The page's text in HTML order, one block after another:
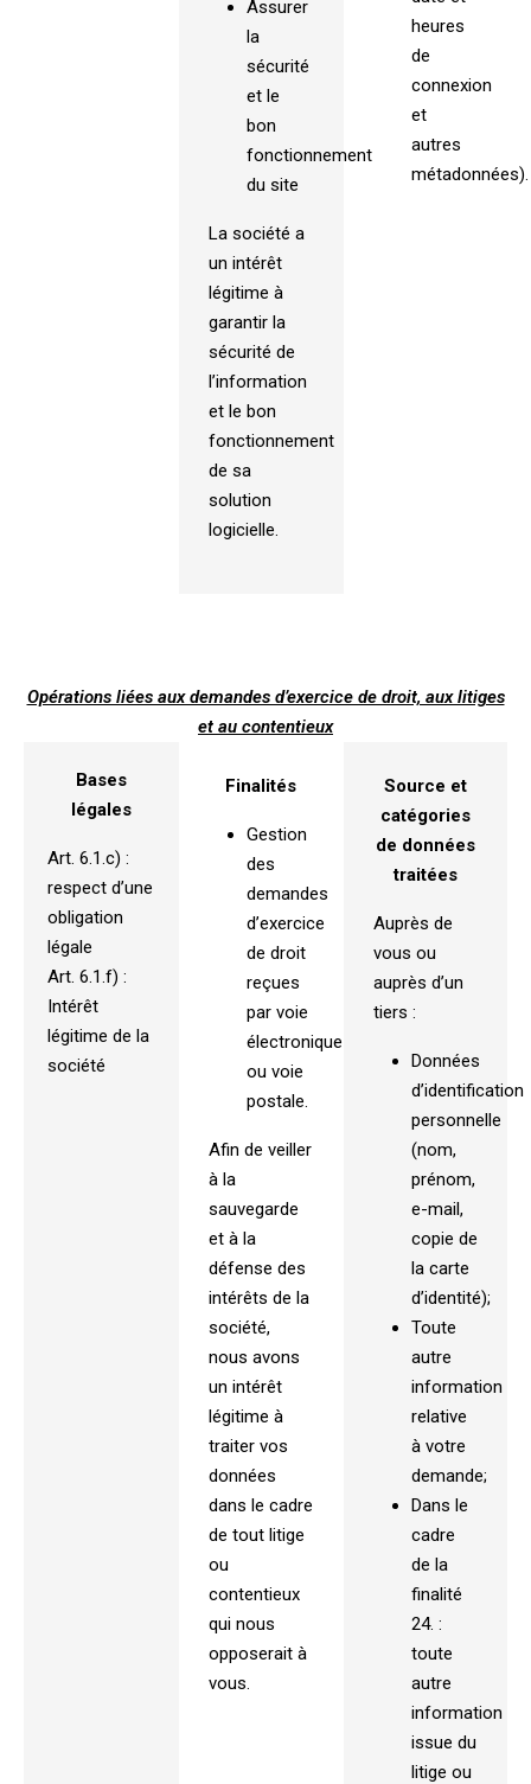
Assurer
la
sécurité
et le
bon
fonctionnement
du site
La société a
un intérêt
légitime à
garantir la
sécurité de
l’information
et le bon
fonctionnement
de sa
solution
logicielle.
heures
de
connexion
et
autres
métadonnées).
Opérations liées aux demandes d’exercice de droit, aux litiges
et au contentieux
Bases
légales
Art. 6.1.c) :
respect d’une
obligation
légale
Art. 6.1.f) :
Intérêt
légitime de la
société
Finalités
Gestion
des
demandes
d’exercice
de droit
reçues
par voie
électronique
ou voie
postale.
Afin de veiller
à la
sauvegarde
et à la
défense des
intérêts de la
société,
nous avons
un intérêt
légitime à
traiter vos
données
dans le cadre
de tout litige
ou
contentieux
qui nous
opposerait à
vous.
Source et
catégories
de données
traitées
Auprès de
vous ou
auprès d’un
tiers :
Données
d’identification
personnelle
(nom,
prénom,
e-mail,
copie de
la carte
d’identité);
Toute
autre
information
relative
à votre
demande;
Dans le
cadre
de la
finalité
24. :
toute
autre
information
issue du
litige ou